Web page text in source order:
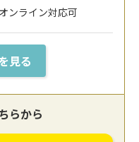
ンライン対応可
見る
らから